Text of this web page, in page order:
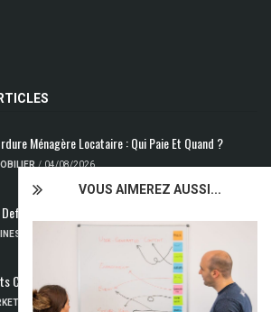
VOUS AIMEREZ AUSSI...
Ménagère Locataire : Qui Paie Et Quand ?
/ 04/08/2026
: Qu’est-Ce Que L’analyse SWOT ?
Carte De Visite : Les Dimensions À Découvrir
/ 01/08/2026